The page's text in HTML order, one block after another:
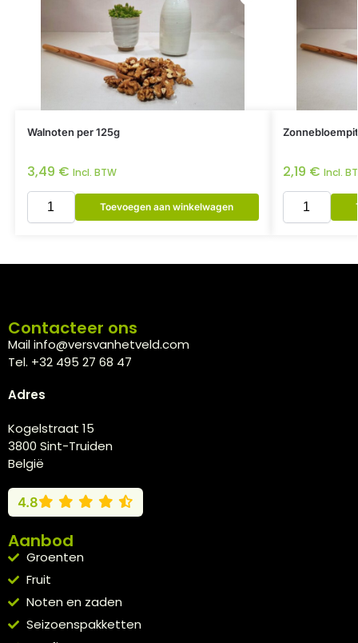
Walnoten per 125g
3,49 € Incl. BTW
Toevoegen aan winkelwagen
2,19 € Incl.
Contacteer ons
Mail info@versvanhetveld.com
Tel. +32 495 27 68 47
Adres
Kogelstraat 15
3800 Sint-Truiden
België
4.8
Aanbod
Groenten
Fruit
Noten en zaden
Seizoenspakketten